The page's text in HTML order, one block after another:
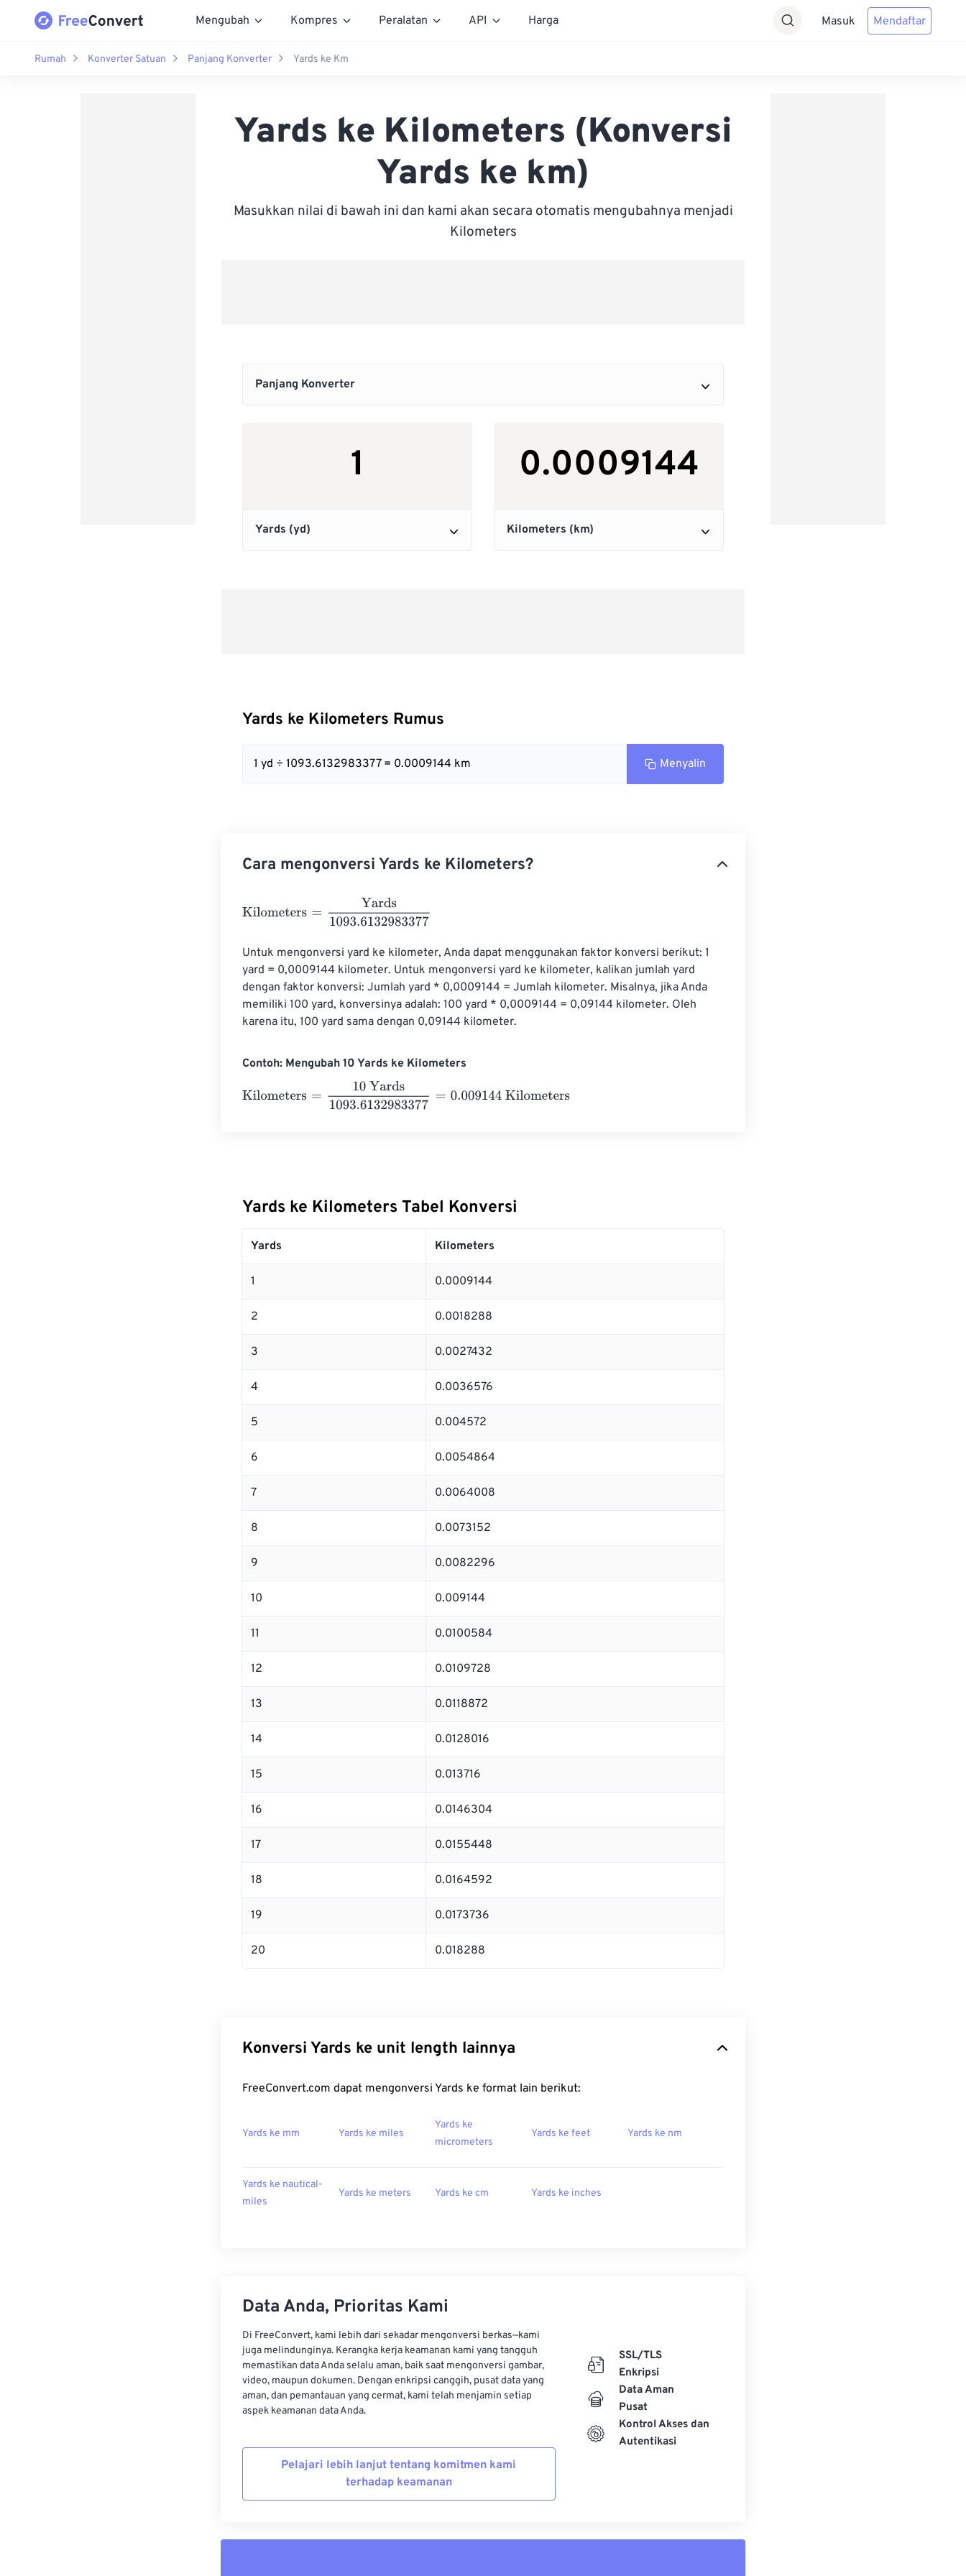
Mengubah Kompres Peralatan API Harga Masuk Mendaftar
Rumah Konverter Satuan Panjang Konverter Yards ke Km
Yards ke Kilometers (Konversi
Yards ke km)
Masukkan nilai di bawah ini dan kami akan secara otomatis mengubahnya menjadi
Kilometers
Yards ke Kilometers Rumus
1 yd ÷ 1093.6132983377 = 0.0009144 km Menyalin
Cara mengonversi Yards ke Kilometers?
Kilometers 1093.6132983377
Untuk mengonversi yard ke kilometer, Anda dapat menggunakan faktor konversi berikut: 1
yard = 0,0009144 kilometer. Untuk mengonversi yard ke kilometer, kalikan jumlah yard
dengan faktor konversi: Jumlah yard * 0,0009144 = Jumlah kilometer. Misalnya, jika Anda
memiliki 100 yard, konversinya adalah: 100 yard * 0,0009144 = 0,09144 kilometer. Oleh
karena itu, 100 yard sama dengan 0,09144 kilometer.
Contoh: Mengubah 10 Yards ke Kilometers
Kilometers
1093.6132983377 =0.009144 Kilometers
Yards ke Kilometers Tabel Konversi
Yards Kilometers
1 0.0009144
2 0.0018288
3 0.0027432
4 0.0036576
5 0.004572
6 0.0054864
7 0.0064008
8 0.0073152
9 0.0082296
10 0.009144
11 0.0100584
12 0.0109728
13 0.0118872
14 0.0128016
15 0.013716
16 0.0146304
17 0.0155448
18 0.0164592
19 0.0173736
20 0.018288
Konversi Yards ke unit length lainnya
FreeConvert.com dapat mengonversi Yards ke format lain berikut:
Yards ke mm Yards ke miles
Yards ke
micrometers
Yards ke feet Yards ke nm
Yards ke nautical-
miles
Yards ke meters Yards ke cm Yards ke inches
Data Anda, Prioritas Kami
Di FreeConvert, kami lebih dari sekadar mengonversi berkas—kami
juga melindunginya. Kerangka kerja keamanan kami yang tangguh
memastikan data Anda selalu aman, baik saat mengonversi gambar,
video, maupun dokumen. Dengan enkripsi canggih, pusat data yang
aman, dan pemantauan yang cermat, kami telah menjamin setiap
aspek keamanan data Anda.
Pelajari lebih lanjut tentang komitmen kami
terhadap keamanan
SSL/TLS
Enkripsi
Data Aman
Pusat
Kontrol Akses dan
Autentikasi